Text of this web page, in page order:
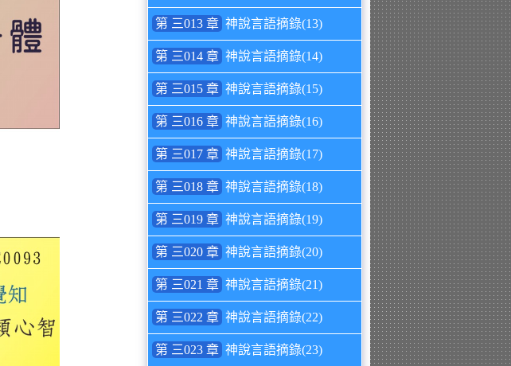
第 三013 章 神說言語摘錄(13)
第 三014 章 神說言語摘錄(14)
第 三015 章 神說言語摘錄(15)
第 三016 章 神說言語摘錄(16)
第 三017 章 神說言語摘錄(17)
第 三018 章 神說言語摘錄(18)
第 三019 章 神說言語摘錄(19)
第 三020 章 神說言語摘錄(20)
第 三021 章 神說言語摘錄(21)
第 三022 章 神說言語摘錄(22)
第 三023 章 神說言語摘錄(23)